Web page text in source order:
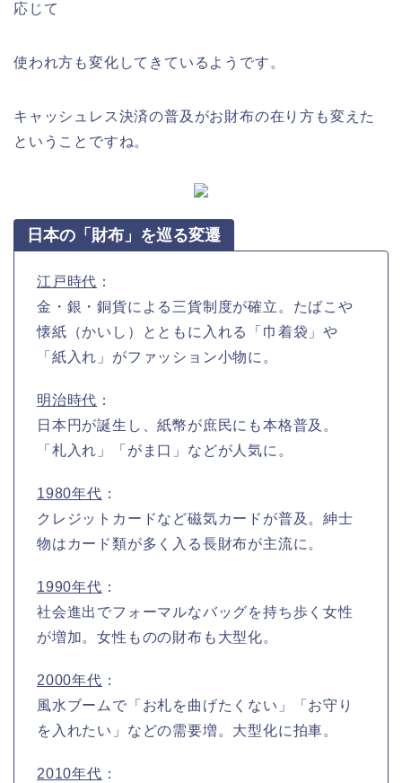
応じて
使われ方も変化してきているようです。
キャッシュレス決済の普及がお財布の在り方も変えた
ということですね。
日本の「財布」を巡る変遷
江戸時代 ：
金・銀・銅貨による三貨制度が確立。たばこや
懐紙（かいし）とともに入れる「巾着袋」や
「紙入れ」がファッション小物に。
明治時代 ：
日本円が誕生し、紙幣が庶民にも本格普及。
「札入れ」「がま口」などが人気に。
1980年代 ：
クレジットカードなど磁気カードが普及。紳士
物はカード類が多く入る長財布が主流に。
1990年代 ：
社会進出でフォーマルなバッグを持ち歩く女性
が増加。女性ものの財布も大型化。
2000年代 ：
風水ブームで「お札を曲げたくない」「お守り
を入れたい」などの需要増。大型化に拍車。
2010年代 ：